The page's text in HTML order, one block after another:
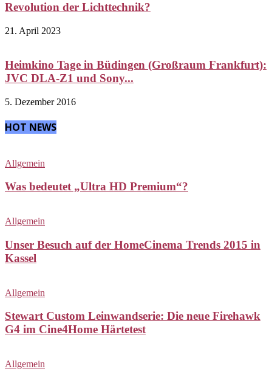
Revolution der Lichttechnik?
21. April 2023
Heimkino Tage in Büdingen (Großraum Frankfurt):
JVC DLA-Z1 und Sony...
5. Dezember 2016
HOT NEWS
Allgemein
Was bedeutet „Ultra HD Premium“?
Allgemein
Unser Besuch auf der HomeCinema Trends 2015 in
Kassel
Allgemein
Stewart Custom Leinwandserie: Die neue Firehawk
G4 im Cine4Home Härtetest
Allgemein